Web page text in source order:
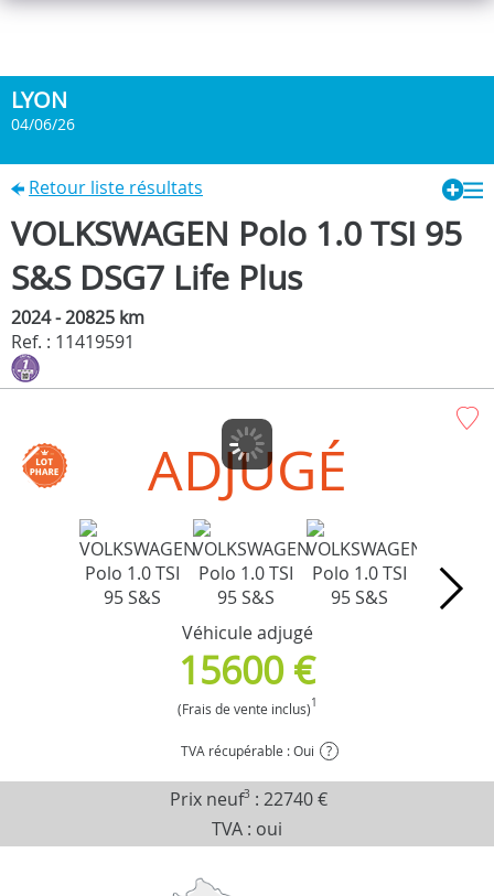
LYON
04/06/26
Retour liste résultats
VOLKSWAGEN Polo 1.0 TSI 95
S&S DSG7 Life Plus
2024 - 20825 km
Ref. : 11419591
ADJUGÉ
Véhicule adjugé
15600 €
(Frais de vente inclus)1
TVA récupérable : Oui ?
Prix neuf3 : 22740 €
TVA : oui